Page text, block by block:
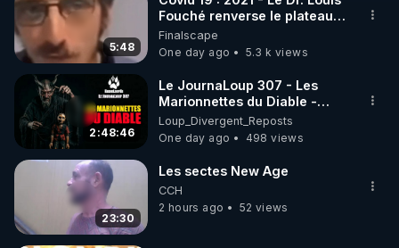
5:48
Fouché renverse le plateau
de CNews !
Finalscape
One day ago
5.3 k views
2:48:46
Le JournaLoup 307 - Les
Marionnettes du Diable -
Loup Divergent 2026.08.07
Loup_Divergent_Reposts
One day ago
498 views
23:30
Les sectes New Age
CCH
2 hours ago
52 views